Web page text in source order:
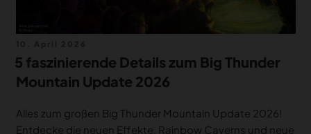
am
5 faszinierende Details zum Big Thunder
Mountain Update 2026
Alles zum großen Big Thunder Mountain Update 2026!
Entdecke die neuen Effekte, Rainbow Caverns und neue